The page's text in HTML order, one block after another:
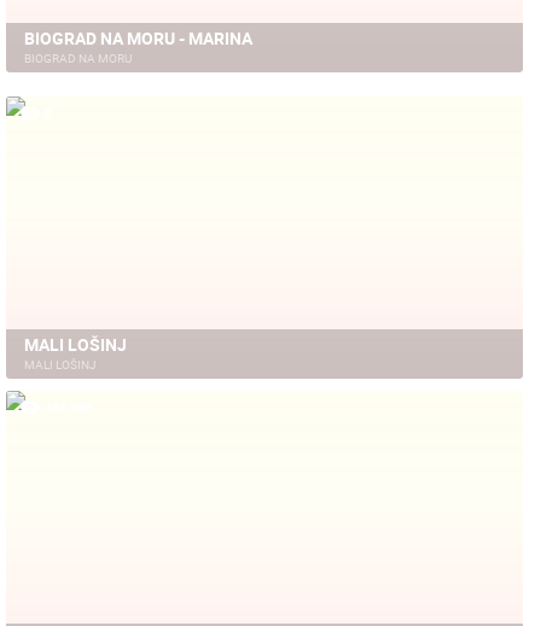
BIOGRAD NA MORU - MARINA
BIOGRAD NA MORU
MALI LOŠINJ
MALI LOŠINJ